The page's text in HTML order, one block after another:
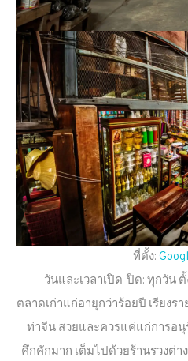
ที่ตั้ง:
วันและเวลาเปิด-ปิด: ทุกวัน
ตลาดเก่าแก่อายุกว่าร้อยปี เรียง
ท่าจีน สวยและควรแค่แก่การอ
คึกคักมาก เต็มไปด้วยร้านรวงต่า